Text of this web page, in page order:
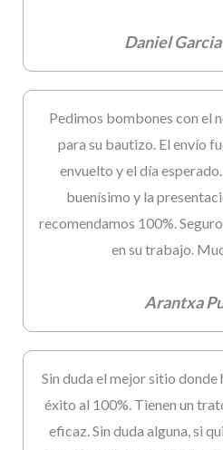
Daniel
Pedimos bombones con el
para su bautizo. El envío
envuelto y el día
buenísimo y la
recomendamos 100%.
en su trabajo.
Arantxa
Sin duda el mejor sitio donde
éxito al 100%. Tienen un
eficaz. Sin duda alguna, si